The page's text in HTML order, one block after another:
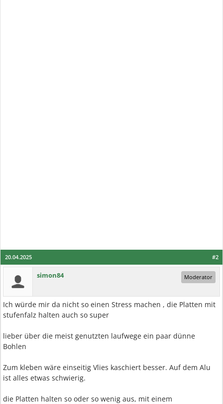
#2
20.04.2025
simon84 Moderator
Ich würde mir da nicht so einen Stress machen , die Platten mit
stufenfalz halten auch so super
lieber über die meist genutzten laufwege ein paar dünne
Bohlen
Zum kleben wäre einseitig Vlies kaschiert besser. Auf dem Alu
ist alles etwas schwierig.
die Platten halten so oder so wenig aus, mit einem